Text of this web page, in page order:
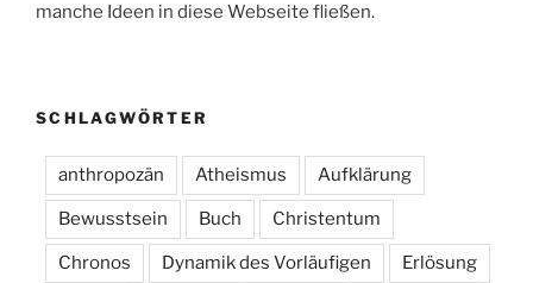
manche Ideen in diese Webseite fließen.
SCHLAGWÖRTER
anthropozän Atheismus Aufklärung
Bewusstsein Buch Christentum
Chronos Dynamik des Vorläufigen Erlösung